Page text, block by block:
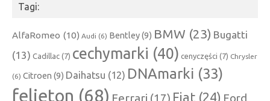
Tagi:
AlfaRomeo (10) Audi (6) Bentley(9) BMW (23) Bugatti
(13) Cadillac (7) cechymarki (40) cenyczęści (7) Chrysler
(6) Citroen (9) Daihatsu (12) DNAmarki (33)
felieton (68) Ferrari (17) Fiat (24) Ford